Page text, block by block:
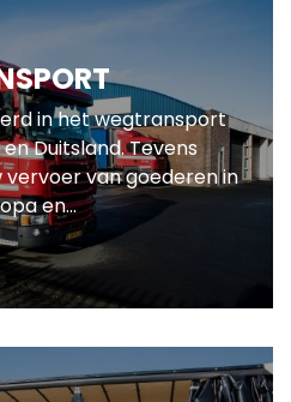
in het wegtransport
Duitsland. Tevens
vervoer van goederen in
en...